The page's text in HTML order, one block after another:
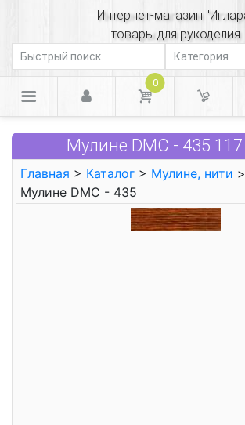
Интернет-магазин
товары для рукоделия
0
Мулине DMC - 435 117
Главная > Каталог > Мулине, нити >
Мулине DMC - 435